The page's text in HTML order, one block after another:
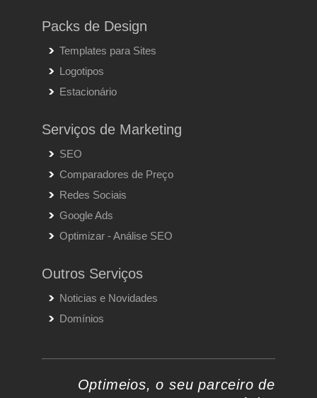
Packs de Design
Templates para Sites
Logotipos
Estacionário
Serviços de Marketing
SEO
Comparadores de Preço
Redes Sociais
Google Ads
Optimizar - Análise SEO
Outros Serviços
Noticias e Novidades
Domínios
Optimeios, o seu parceiro de